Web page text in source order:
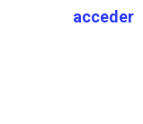
acceder